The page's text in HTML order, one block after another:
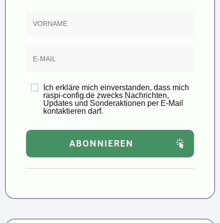
Ich erkläre mich einverstanden, dass mich
raspi-config.de zwecks Nachrichten,
Updates und Sonderaktionen per E-Mail
kontaktieren darf.
ABONNIEREN